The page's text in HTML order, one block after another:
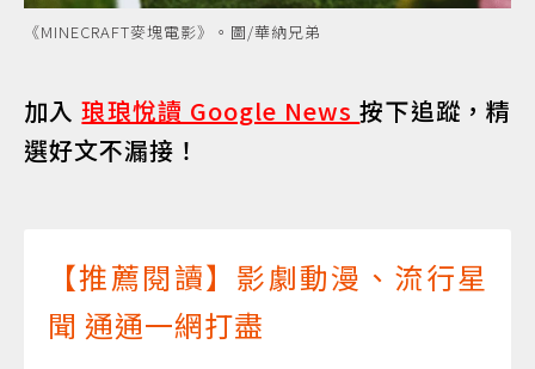
《MINECRAFT麥塊電影》。圖/華納兄弟
加入琅琅悅讀 Google News按下追蹤，精
選好文不漏接！
【推薦閱讀】影劇動漫、流行星
聞 通通一網打盡